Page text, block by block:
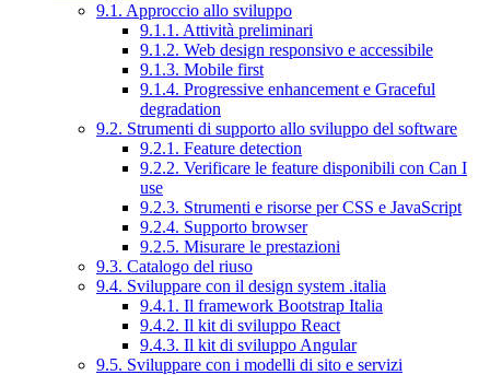
9.1. Approccio allo sviluppo
9.1.1. Attività preliminari
9.1.2. Web design responsivo e accessibile
9.1.3. Mobile first
9.1.4. Progressive enhancement e Graceful
degradation
9.2. Strumenti di supporto allo sviluppo del software
9.2.1. Feature detection
9.2.2. Verificare le feature disponibili con Can I
use
9.2.3. Strumenti e risorse per CSS e JavaScript
9.2.4. Supporto browser
9.2.5. Misurare le prestazioni
9.3. Catalogo del riuso
9.4. Sviluppare con il design system .italia
9.4.1. Il framework Bootstrap Italia
9.4.2. Il kit di sviluppo React
9.4.3. Il kit di sviluppo Angular
9.5. Sviluppare con i modelli di sito e servizi